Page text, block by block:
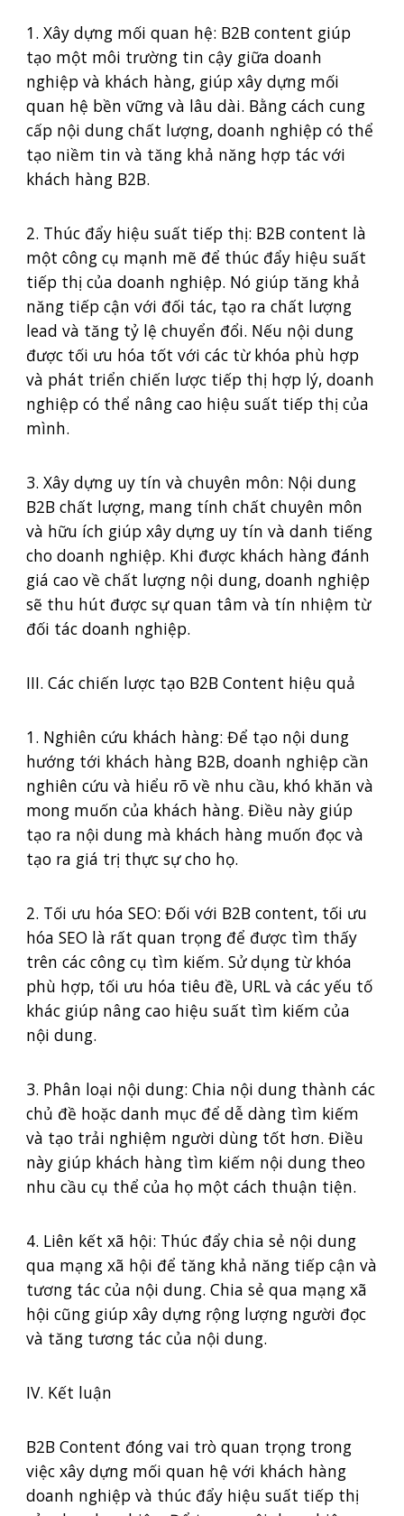
1. Xây dựng mối quan hệ: B2B content giúp
tạo một môi trường tin cậy giữa doanh
nghiệp và khách hàng, giúp xây dựng mối
quan hệ bền vững và lâu dài. Bằng cách cung
cấp nội dung chất lượng, doanh nghiệp có thể
tạo niềm tin và tăng khả năng hợp tác với
khách hàng B2B.
2. Thúc đẩy hiệu suất tiếp thị: B2B content là
một công cụ mạnh mẽ để thúc đẩy hiệu suất
tiếp thị của doanh nghiệp. Nó giúp tăng khả
năng tiếp cận với đối tác, tạo ra chất lượng
lead và tăng tỷ lệ chuyển đổi. Nếu nội dung
được tối ưu hóa tốt với các từ khóa phù hợp
và phát triển chiến lược tiếp thị hợp lý, doanh
nghiệp có thể nâng cao hiệu suất tiếp thị của
mình.
3. Xây dựng uy tín và chuyên môn: Nội dung
B2B chất lượng, mang tính chất chuyên môn
và hữu ích giúp xây dựng uy tín và danh tiếng
cho doanh nghiệp. Khi được khách hàng đánh
giá cao về chất lượng nội dung, doanh nghiệp
sẽ thu hút được sự quan tâm và tín nhiệm từ
đối tác doanh nghiệp.
III. Các chiến lược tạo B2B Content hiệu quả
1. Nghiên cứu khách hàng: Để tạo nội dung
hướng tới khách hàng B2B, doanh nghiệp cần
nghiên cứu và hiểu rõ về nhu cầu, khó khăn và
mong muốn của khách hàng. Điều này giúp
tạo ra nội dung mà khách hàng muốn đọc và
tạo ra giá trị thực sự cho họ.
2. Tối ưu hóa SEO: Đối với B2B content, tối ưu
hóa SEO là rất quan trọng để được tìm thấy
trên các công cụ tìm kiếm. Sử dụng từ khóa
phù hợp, tối ưu hóa tiêu đề, URL và các yếu tố
khác giúp nâng cao hiệu suất tìm kiếm của
nội dung.
3. Phân loại nội dung: Chia nội dung thành các
chủ đề hoặc danh mục để dễ dàng tìm kiếm
và tạo trải nghiệm người dùng tốt hơn. Điều
này giúp khách hàng tìm kiếm nội dung theo
nhu cầu cụ thể của họ một cách thuận tiện.
4. Liên kết xã hội: Thúc đẩy chia sẻ nội dung
qua mạng xã hội để tăng khả năng tiếp cận và
tương tác của nội dung. Chia sẻ qua mạng xã
hội cũng giúp xây dựng rộng lượng người đọc
và tăng tương tác của nội dung.
IV. Kết luận
B2B Content đóng vai trò quan trọng trong
việc xây dựng mối quan hệ với khách hàng
doanh nghiệp và thúc đẩy hiệu suất tiếp thị